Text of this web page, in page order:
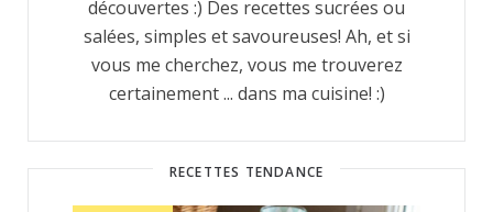
découvertes :) Des recettes sucrées ou
salées, simples et savoureuses! Ah, et si
vous me cherchez, vous me trouverez
certainement ... dans ma cuisine! :)
RECETTES TENDANCE